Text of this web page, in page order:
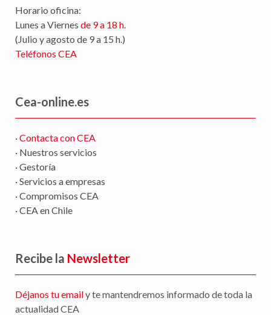
Horario oficina:
Lunes a Viernes de 9 a 18 h
(Julio y agosto de 9 a 15 h.)
Teléfonos CEA
Cea-online.es
·Contacta con CEA
· Nuestros servicios
· Gestoría
· Servicios a empresas
· Compromisos CEA
· CEA en Chile
Recibe la Newsletter
Déjanos tu emaily te mantendremos informado de toda la
actualidad CEA